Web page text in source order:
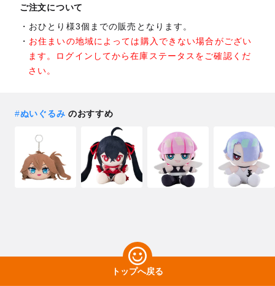
ご注文について
おひとり様3個までの販売となります。
お住まいの地域によっては購入できない場合がござい
ます。ログインしてから在庫ステータスをご確認くだ
さい。
#ぬいぐるみ のおすすめ
トップへ戻る